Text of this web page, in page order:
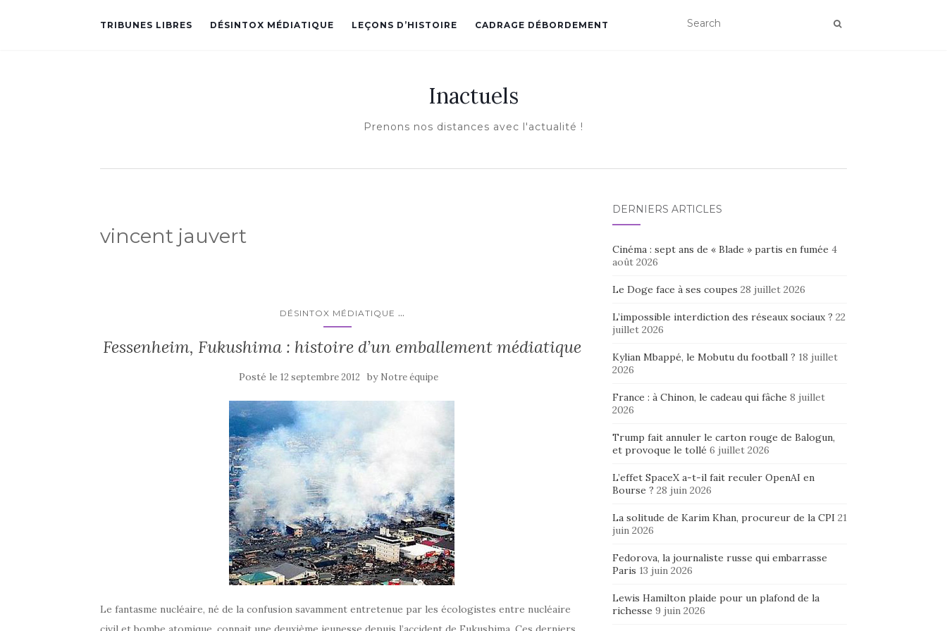
TRIBUNES LIBRES DÉSINTOX MÉDIATIQUE LEÇONS D’HISTOIRE CADRAGE DÉBORDEMENT
Inactuels
Prenons nos distances avec l'actualité !
vincent jauvert
DÉSINTOX MÉDIATIQUE ...
Fessenheim, Fukushima : histoire d’un emballement médiatique
Posté le 12 septembre 2012 by Notre équipe
Le fantasme nucléaire, né de la confusion savamment entretenue par les écologistes entre nucléaire
DERNIERS ARTICLES
Cinéma : sept ans de « Blade » partis en fumée 4
août 2026
Le Doge face à ses coupes 28 juillet 2026
L’impossible interdiction des réseaux sociaux ? 22
juillet 2026
Kylian Mbappé, le Mobutu du football ? 18 juillet
2026
France : à Chinon, le cadeau qui fâche 8 juillet
2026
Trump fait annuler le carton rouge de Balogun,
et provoque le tollé 6 juillet 2026
L’effet SpaceX a-t-il fait reculer OpenAI en
Bourse ? 28 juin 2026
La solitude de Karim Khan, procureur de la CPI 21
juin 2026
Fedorova, la journaliste russe qui embarrasse
Paris 13 juin 2026
Lewis Hamilton plaide pour un plafond de la
richesse 9 juin 2026